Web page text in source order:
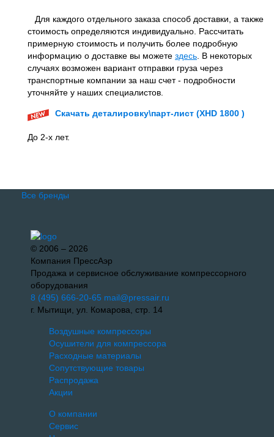
Для каждого отдельного заказа способ доставки, а также
стоимость определяются индивидуально. Рассчитать
примерную стоимость и получить более подробную
информацию о доставке вы можете здесь . В некоторых
случаях возможен вариант отправки груза через
транспортные компании за наш счет - подробности
уточняйте у наших специалистов.
Скачать деталировку\парт-лист (XHD 1800 )
До 2-х лет.
Все бренды
© 2006 – 2026
Компания ПрессАэр
Продажа и сервисное обслуживание компрессорного
оборудования
8 (495) 666-20-65 mail@pressair.ru
г. Мытищи, ул. Комарова, стр. 14
Воздушные компрессоры
Осушители для компрессора
Расходные материалы
Сопутствующие товары
Распродажа
Акции
О компании
Сервис